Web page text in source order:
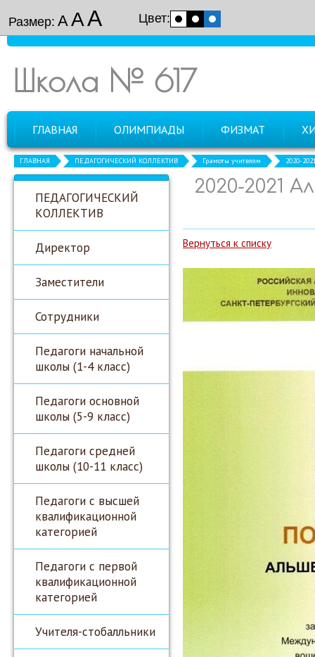
Размер: ААА Цвет:
Школа № 617
ГЛАВНАЯ ОЛИМПИАДЫ ФИЗМАТ
ГЛАВНАЯ ПЕДАГОГИЧЕСКИЙ КОЛЛЕКТИВ Грамоты учителям 2020-
ПЕДАГОГИЧЕСКИЙ
КОЛЛЕКТИВ
Директор
Заместители
Сотрудники
Педагоги начальной
школы (1-4 класс)
Педагоги основной
школы (5-9 класс)
Педагоги средней
школы (10-11 класс)
Педагоги с высшей
квалификационной
категорией
Педагоги с первой
квалификационной
категорией
Учителя-стобалльники
2020-2021
Вернуться к списку